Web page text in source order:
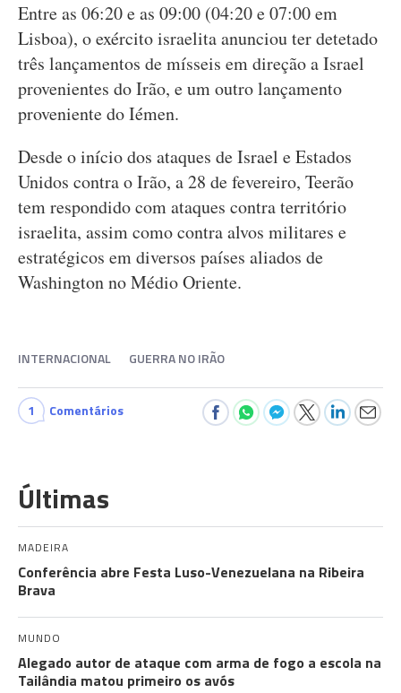
Entre as 06:20 e as 09:00 (04:20 e 07:00 em
Lisboa), o exército israelita anunciou ter detetado
três lançamentos de mísseis em direção a Israel
provenientes do Irão, e um outro lançamento
proveniente do Iémen.
Desde o início dos ataques de Israel e Estados
Unidos contra o Irão, a 28 de fevereiro, Teerão
tem respondido com ataques contra território
israelita, assim como contra alvos militares e
estratégicos em diversos países aliados de
Washington no Médio Oriente.
INTERNACIONAL GUERRA NO IRÃO
1 Comentários
Últimas
MADEIRA
Conferência abre Festa Luso-Venezuelana na Ribeira
Brava
MUNDO
Alegado autor de ataque com arma de fogo a escola na
Tailândia matou primeiro os avós